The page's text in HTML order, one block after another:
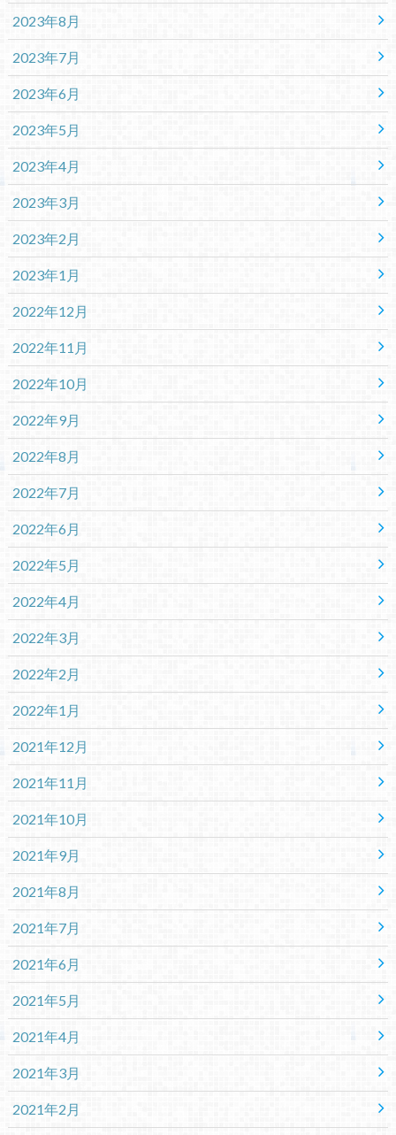
2023年8月
2023年7月
2023年6月
2023年5月
2023年4月
2023年3月
2023年2月
2023年1月
2022年12月
2022年11月
2022年10月
2022年9月
2022年8月
2022年7月
2022年6月
2022年5月
2022年4月
2022年3月
2022年2月
2022年1月
2021年12月
2021年11月
2021年10月
2021年9月
2021年8月
2021年7月
2021年6月
2021年5月
2021年4月
2021年3月
2021年2月